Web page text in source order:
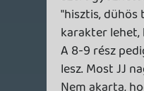
Egyébként minden
lecopyzzák a régi
Ott is és itt is volt a
bolygókat elpusztító
a lázadók szépen